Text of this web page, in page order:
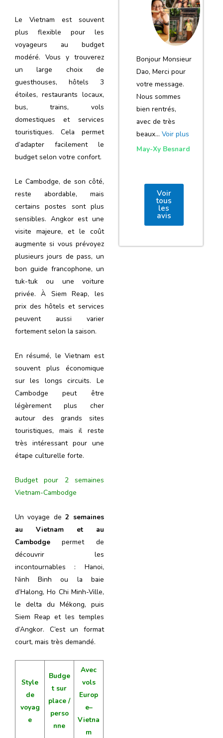
Le Vietnam est souvent
plus flexible pour les
voyageurs au budget
modéré. Vous y trouverez
un large choix de
guesthouses, hôtels 3
étoiles, restaurants locaux,
bus, trains, vols
domestiques et services
touristiques. Cela permet
d’adapter facilement le
budget selon votre confort.
Le Cambodge, de son côté,
reste abordable, mais
certains postes sont plus
sensibles. Angkor est une
visite majeure, et le coût
augmente si vous prévoyez
plusieurs jours de pass, un
bon guide francophone, un
tuk-tuk ou une voiture
privée. À Siem Reap, les
prix des hôtels et services
peuvent aussi varier
fortement selon la saison.
En résumé, le Vietnam est
souvent plus économique
sur les longs circuits. Le
Cambodge peut être
légèrement plus cher
autour des grands sites
touristiques, mais il reste
très intéressant pour une
étape culturelle forte.
Budget pour 2 semaines
Vietnam-Cambodge
Un voyage de2 semaines
au Vietnam et au
Cambodge permet de
découvrir les
incontournables : Hanoi,
Ninh Binh ou la baie
d’Halong, Ho Chi Minh-Ville,
le delta du Mékong, puis
Siem Reap et les temples
d’Angkor. C’est un format
court, mais très demandé.
Style
de
voyag
e
Budge
t sur
place /
perso
nne
Avec
vols
Europ
e–
Vietna
m
notre voyage
et de votre
agence
Bonjour Monsieur
Dao, Merci pour
votre message.
Nous sommes
bien rentrés,
avec de très
beaux… Voir plus
May-Xy Besnard
Voir
tous
les
avis